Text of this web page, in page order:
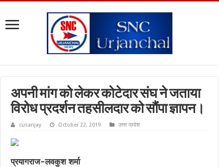
अपनी मांग को लेकर कोटेदार संघ ने जताया
विरोध प्रदर्शन तहसीलदार को सौंपा ज्ञापन।
cusanjay October 22, 2019 उत्तर प्रदेश
प्रयागराज-लवकुश शर्मा